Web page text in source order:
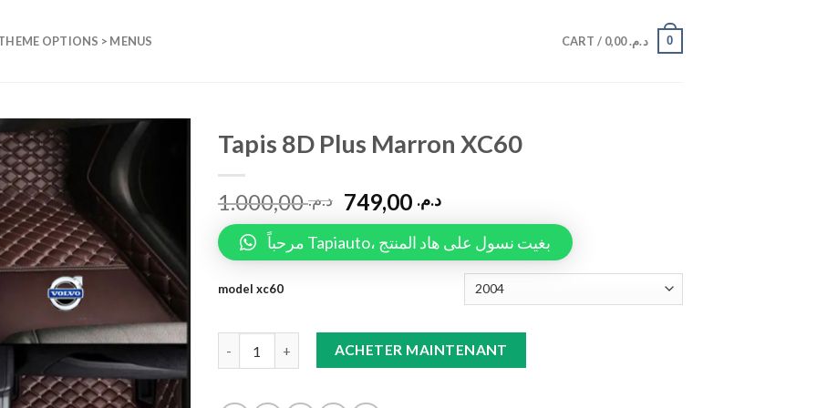
OPTIONS > MENUS CART / د.م.0,00 0
Tapis 8D Plus Marron XC60
د.م.1.000,00 د.م.
مرحباً Tapiauto، بغيت نسول على هاد المنتج
model xc60
Tapis 8D Plus Marron XC60 quantity
ACHETER MAINTENANT